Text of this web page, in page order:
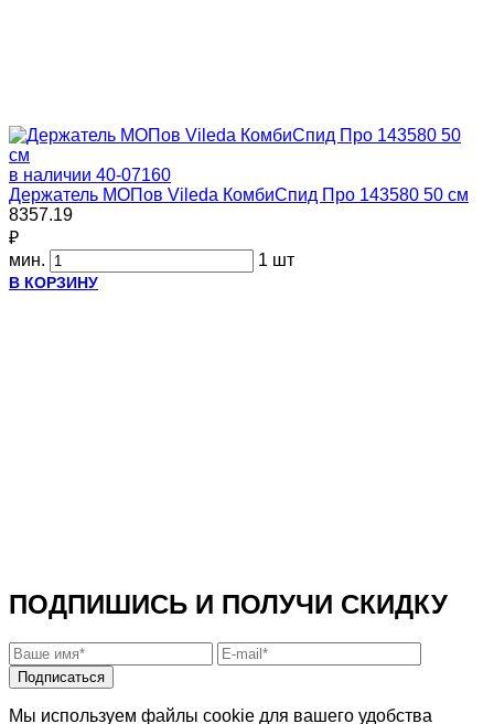
в наличии 40-07160
Держатель МОПов Vileda КомбиСпид Про 143580 50 см
8357.19
₽
мин.
1 шт
В КОРЗИНУ
ПОДПИШИСЬ И ПОЛУЧИ СКИДКУ
Подписаться
Мы используем файлы cookie для вашего удобства